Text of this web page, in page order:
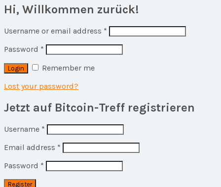
Hi, Willkommen zurück!
Username or email address *
Password *
Remember me
Lost your password?
Jetzt auf Bitcoin-Treff registrieren
Username *
Email address *
Password *